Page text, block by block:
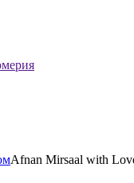
Afnan Mirsaal with